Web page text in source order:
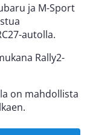
ja M-Sport
autolla.
Rally2-
on mahdollista